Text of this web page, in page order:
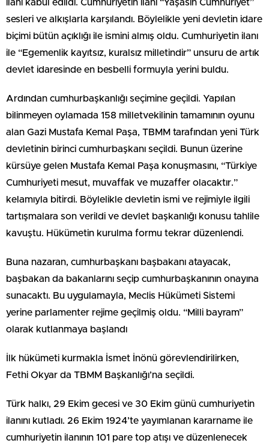
ilanı kabul edildi. Cumhuriyetin ilanı “Yaşasın Cumhuriyet”
sesleri ve alkışlarla karşılandı. Böylelikle yeni devletin idare
biçimi bütün açıklığı ile ismini almış oldu. Cumhuriyetin ilanı
ile “Egemenlik kayıtsız, kuralsız milletindir” unsuru de artık
devlet idaresinde en besbelli formuyla yerini buldu.
Ardından cumhurbaşkanlığı seçimine geçildi. Yapılan
bilinmeyen oylamada 158 milletvekilinin tamamının oyunu
alan Gazi Mustafa Kemal Paşa, TBMM tarafından yeni Türk
devletinin birinci cumhurbaşkanı seçildi. Bunun üzerine
kürsüye gelen Mustafa Kemal Paşa konuşmasını, “Türkiye
Cumhuriyeti mesut, muvaffak ve muzaffer olacaktır.”
kelamıyla bitirdi. Böylelikle devletin ismi ve rejimiyle ilgili
tartışmalara son verildi ve devlet başkanlığı konusu tahlile
kavuştu. Hükümetin kurulma formu tekrar düzenlendi.
Buna nazaran, cumhurbaşkanı başbakanı atayacak,
başbakan da bakanlarını seçip cumhurbaşkanının onayına
sunacaktı. Bu uygulamayla, Meclis Hükümeti Sistemi
yerine parlamenter rejime geçilmiş oldu. “Milli bayram”
olarak kutlanmaya başlandı
İlk hükümeti kurmakla İsmet İnönü görevlendirilirken,
Fethi Okyar da TBMM Başkanlığı’na seçildi.
Türk halkı, 29 Ekim gecesi ve 30 Ekim günü cumhuriyetin
ilanını kutladı. 26 Ekim 1924’te yayımlanan kararname ile
cumhuriyetin ilanının 101 pare top atışı ve düzenlenecek